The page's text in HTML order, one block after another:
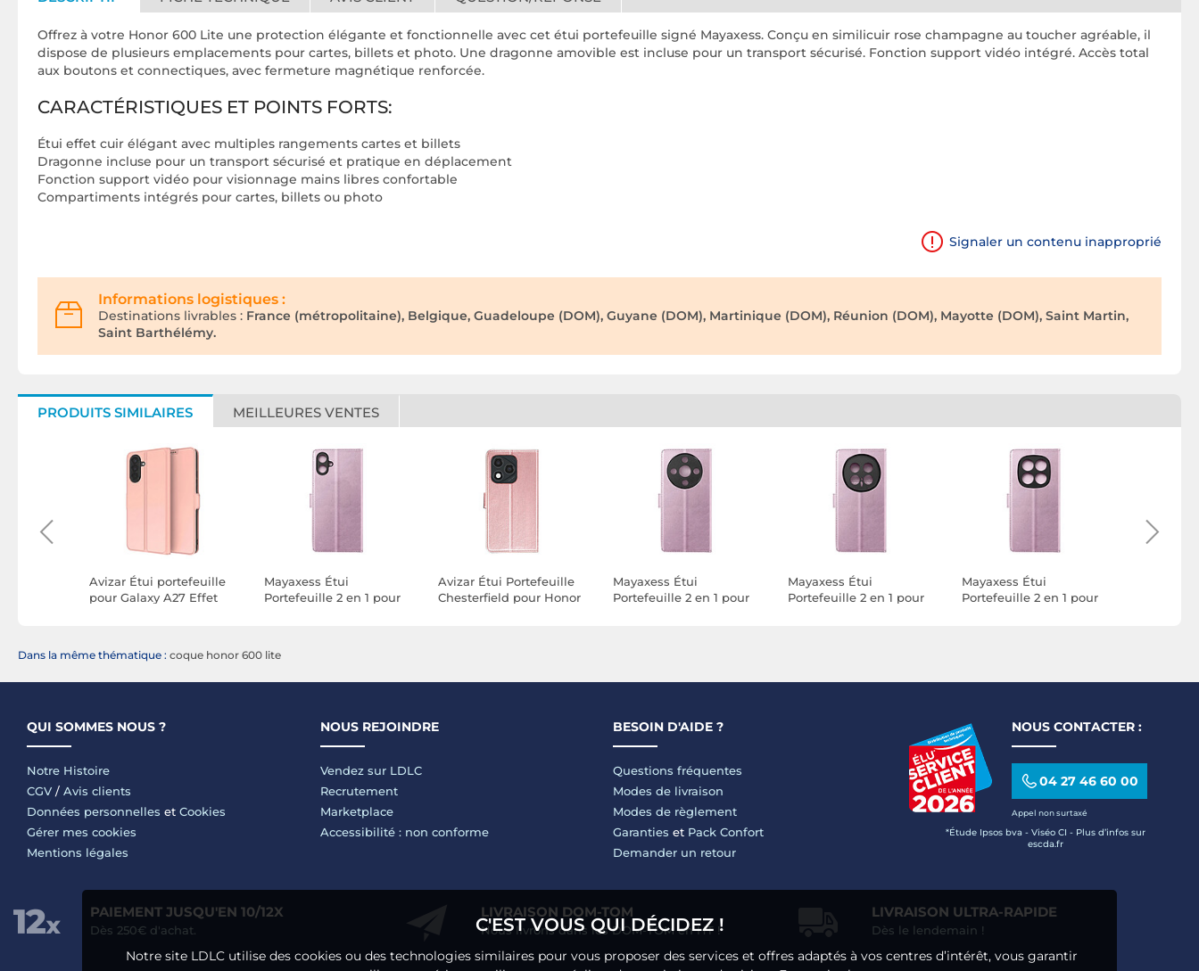
Offrez à votre Honor 600 Lite une protection élégante et fonctionnelle avec cet étui portefeuille signé Mayaxess. Conçu en similicuir rose champagne au toucher agréable, il
dispose de plusieurs emplacements pour cartes, billets et photo. Une dragonne amovible est incluse pour un transport sécurisé. Fonction support vidéo intégré. Accès total
aux boutons et connectiques, avec fermeture magnétique renforcée.
CARACTÉRISTIQUES ET POINTS FORTS:
Étui effet cuir élégant avec multiples rangements cartes et billets
Dragonne incluse pour un transport sécurisé et pratique en déplacement
Fonction support vidéo pour visionnage mains libres confortable
Compartiments intégrés pour cartes, billets ou photo
Signaler un contenu inapproprié
Informations logistiques :
Destinations livrables : France (métropolitaine), Belgique, Guadeloupe (DOM), Guyane (DOM), Martinique (DOM), Réunion (DOM), Mayotte (DOM), Saint Martin,
Saint Barthélémy.
PRODUITS SIMILAIRES MEILLEURES VENTES
Avizar Étui portefeuille
pour Galaxy A27 Effet
Mayaxess Étui
Portefeuille 2 en 1 pour
Avizar Étui Portefeuille
Chesterfield pour Honor
Mayaxess Étui
Portefeuille 2 en 1 pour
Mayaxess Étui
Portefeuille 2 en 1 pour
Mayaxess Étui
Portefeuille 2 en 1 pour
Dans la même thématique : coque honor 600 lite
QUI SOMMES NOUS ?
Notre Histoire
CGV / Avis clients
Données personnelles et Cookies
Gérer mes cookies
Mentions légales
NOUS REJOINDRE
Vendez sur LDLC
Recrutement
Marketplace
Accessibilité : non conforme
BESOIN D'AIDE ?
Questions fréquentes
Modes de livraison
Modes de règlement
Garanties et Pack Confort
Demander un retour
NOUS CONTACTER :
04 27 46 60 00
Appel non surtaxé
*Étude Ipsos bva - Viséo CI - Plus d’infos sur
escda.fr
PAIEMENT JUSQU'EN 10/12X
Dès 250€ d'achat.
LIVRAISON DOM-TOM
Nous livrons dans les DOM-TOM en HT !
LIVRAISON ULTRA-RAPIDE
Dès le lendemain !
C'EST VOUS QUI DÉCIDEZ !
Notre site LDLC utilise des cookies ou des technologies similaires pour vous proposer des services et offres adaptés à vos centres d’intérêt, vous garantir